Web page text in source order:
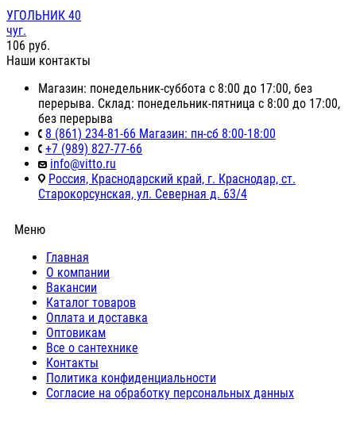
УГОЛЬНИК 40
чуг.
106 руб.
Наши контакты
Магазин: понедельник-суббота с 8:00 до 17:00, без
перерыва. Склад: понедельник-пятница с 8:00 до 17:00,
без перерыва
8 (861) 234-81-66 Магазин: пн-сб 8:00-18:00
+7 (989) 827-77-66
info@vitto.ru
Россия, Краснодарский край, г. Краснодар, ст.
Старокорсунская, ул. Северная д. 63/4
Меню
Главная
О компании
Вакансии
Каталог товаров
Оплата и доставка
Оптовикам
Все о сантехнике
Контакты
Политика конфиденциальности
Согласие на обработку персональных данных